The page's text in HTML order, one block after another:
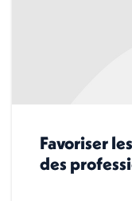
Favoriser
des